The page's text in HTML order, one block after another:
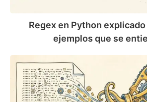
se
entienden
Regex en Python
ejemplos que se
escribir
CSV